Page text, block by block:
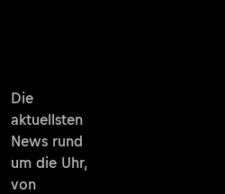
Die
aktuellsten
News rund
um die Uhr,
von